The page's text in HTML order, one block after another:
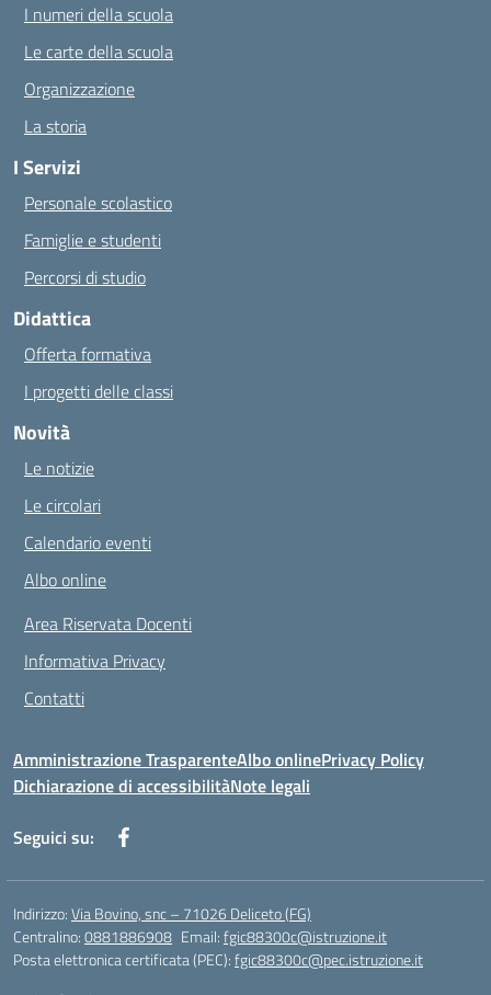
I numeri della scuola
Le carte della scuola
Organizzazione
La storia
I Servizi
Personale scolastico
Famiglie e studenti
Percorsi di studio
Didattica
Offerta formativa
I progetti delle classi
Novità
Le notizie
Le circolari
Calendario eventi
Albo online
Area Riservata Docenti
Informativa Privacy
Contatti
Amministrazione TrasparenteAlbo onlinePrivacy Policy
Dichiarazione di accessibilitàNote legali
Seguici su:
Indirizzo:Via Bovino, snc – 71026 Deliceto (FG)
Centralino:0881886908 Email:fgic88300c@istruzione.it
Posta elettronica certificata (PEC):fgic88300c@pec.istruzione.it